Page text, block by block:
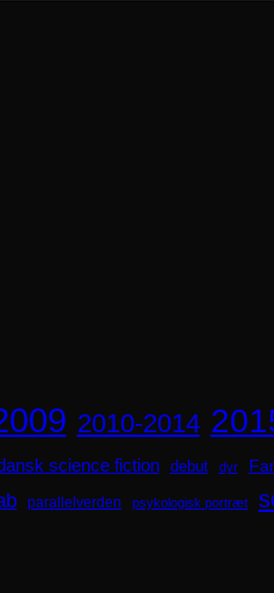
2010-2014
science fiction debut dyr
parallelverden psykologisk portræt